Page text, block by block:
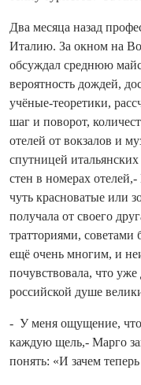
Два месяца назад
Италию. За окном на
обсуждал среднюю
вероятность дождей,
учёные‑теоретики,
шаг и поворот,
отелей от вокзалов и
спутницей
стен в номерах
чуть красноватые или
получала от своего
тратториями,
ещё очень многим, и
почувствовала, что уже
российской душе
- У меня ощущение, что
каждую щель,- Марго
понять: «И зачем